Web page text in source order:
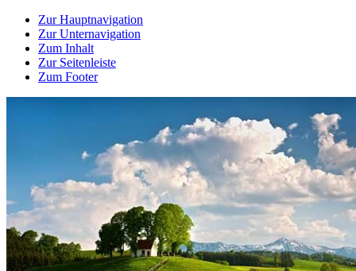
Zur Hauptnavigation
Zur Unternavigation
Zum Inhalt
Zur Seitenleiste
Zum Footer